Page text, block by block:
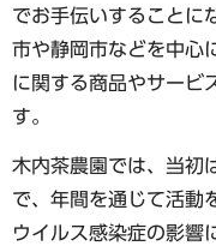
でお手伝いすることに
市や静岡市などを中心
に関する商品やサービ
す。
木内茶農園では、当初
で、年間を通じて活動
ウイルス感染症の影響